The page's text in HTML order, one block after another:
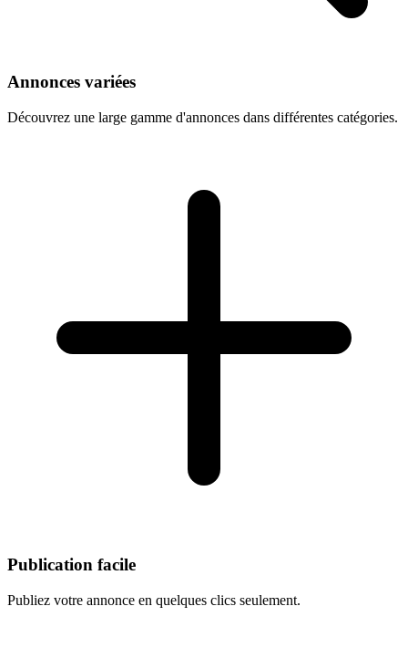
Annonces variées
Découvrez une large gamme d'annonces dans différentes catégories.
Publication facile
Publiez votre annonce en quelques clics seulement.